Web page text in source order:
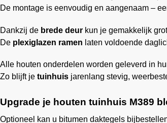
De montage is eenvoudig en aangenaam –
Dankzij de brede deur kun je gemakkelijk
De plexiglazen ramen laten voldoende
Alle houten onderdelen worden geleverd in
Zo blijft je tuinhuis jarenlang stevig,
Upgrade je houten tuinhuis M389
Optioneel kan u bitumen daktegels